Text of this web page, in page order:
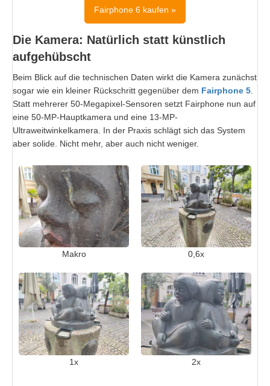
Fairphone 6 kaufen »
Die Kamera: Natürlich statt künstlich
aufgehübscht
Beim Blick auf die technischen Daten wirkt die Kamera zunächst
sogar wie ein kleiner Rückschritt gegenüber dem Fairphone 5.
Statt mehrerer 50-Megapixel-Sensoren setzt Fairphone nun auf
eine 50-MP-Hauptkamera und eine 13-MP-
Ultraweitwinkelkamera. In der Praxis schlägt sich das System
aber solide. Nicht mehr, aber auch nicht weniger.
Makro 0,6x
1x 2x